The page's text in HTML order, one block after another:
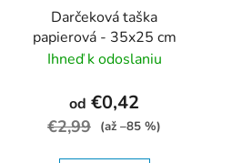
Darčeková taška
papierová - 35x25 cm
Ihneď k odoslaniu
od €0,42
€2,99 (až –85 %)